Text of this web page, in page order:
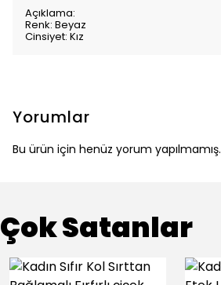
Açıklama:
Renk: Beyaz
Cinsiyet: Kız
Yorumlar
Bu ürün için henüz yorum yapılmamış.
Çok Satanlar